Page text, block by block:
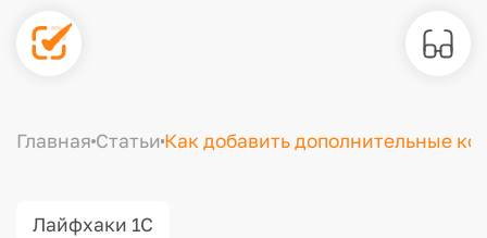
Главная Статьи Как добавить дополнительные
Лайфхаки 1С